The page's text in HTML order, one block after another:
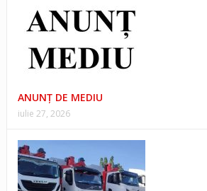
ANUNŢ DE MEDIU
iulie 27, 2026